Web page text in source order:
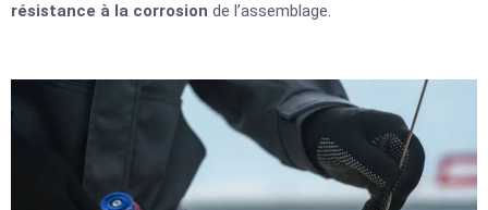
résistance à la corrosion de l’assemblage.